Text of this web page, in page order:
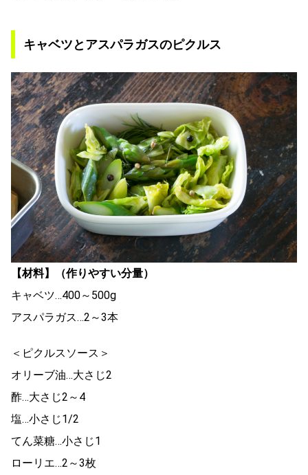
キャベツとアスパラガスのピクルス
【材料】（作りやすい分量）
キャベツ…400～500g
アスパラガス…2～3本
＜ピクルスソース＞
オリーブ油…大さじ2
酢…大さじ2～4
塩…小さじ1/2
てん菜糖…小さじ1
ローリエ…2～3枚